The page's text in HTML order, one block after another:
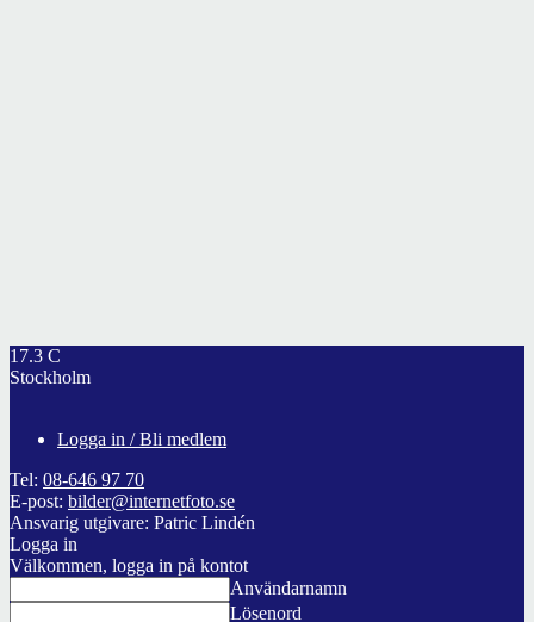
17.3 C
Stockholm
Logga in / Bli medlem
Tel: 08-646 97 70
E-post: bilder@internetfoto.se
Ansvarig utgivare: Patric Lindén
Logga in
Välkommen, logga in på kontot
Användarnamn
Lösenord